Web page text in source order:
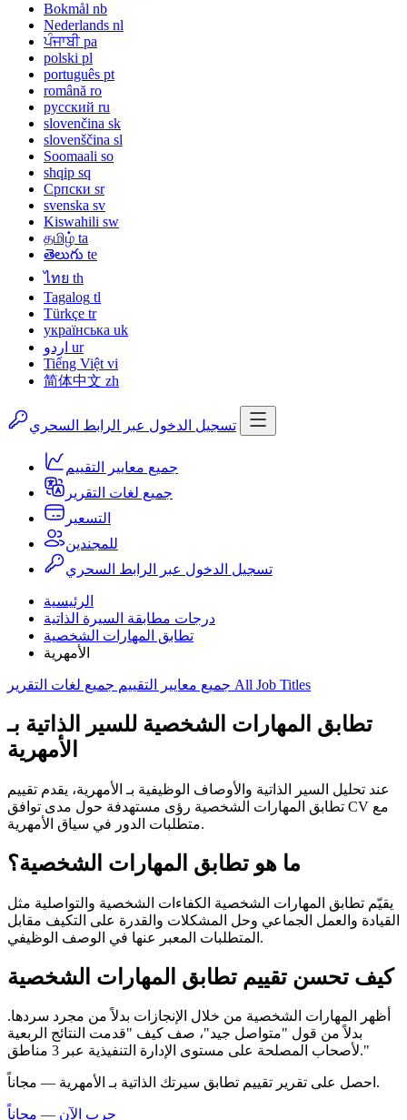
Bokmål nb
Nederlands nl
ਪੰਜਾਬੀ pa
polski pl
português pt
română ro
русский ru
slovenčina sk
slovenščina sl
Soomaali so
shqip sq
Српски sr
svenska sv
Kiswahili sw
தமிழ் ta
తెలుగు te
ไทย th
Tagalog tl
Türkçe tr
українська uk
اردو ur
Tiếng Việt vi
简体中文 zh
تسجيل الدخول عبر الرابط السحري
جميع معايير التقييم
جميع لغات التقرير
التسعير
للمجندين
تسجيل الدخول عبر الرابط السحري
الرئيسية
درجات مطابقة السيرة الذاتية
تطابق المهارات الشخصية
الأمهرية
جميع معايير التقييم All Job Titles
تطابق المهارات الشخصية للسير الذاتية بـ
الأمهرية
عند تحليل السير الذاتية والأوصاف الوظيفية بـ الأمهرية، يقدم تقييم
تطابق المهارات الشخصية رؤى مستهدفة حول مدى توافق CV مع
متطلبات الدور في سياق الأمهرية.
ما هو تطابق المهارات الشخصية؟
يقيّم تطابق المهارات الشخصية الكفاءات الشخصية والتواصلية مثل
القيادة والعمل الجماعي وحل المشكلات والقدرة على التكيف مقابل
المتطلبات المعبر عنها في الوصف الوظيفي.
كيف تحسن تقييم تطابق المهارات الشخصية
أظهر المهارات الشخصية من خلال الإنجازات بدلاً من مجرد سردها.
بدلاً من قول "متواصل جيد"، صف كيف "قدمت النتائج الربعية
لأصحاب المصلحة على مستوى الإدارة التنفيذية عبر 3 مناطق."
احصل على تقرير تقييم تطابق سيرتك الذاتية بـ الأمهرية — مجاناً.
جرب الآن — مجاناً